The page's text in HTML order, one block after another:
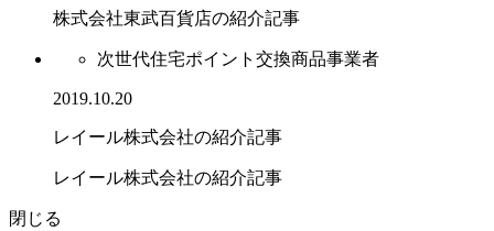
株式会社東武百貨店の紹介記事
次世代住宅ポイント交換商品事業者
2019.10.20
レイール株式会社の紹介記事
レイール株式会社の紹介記事
閉じる